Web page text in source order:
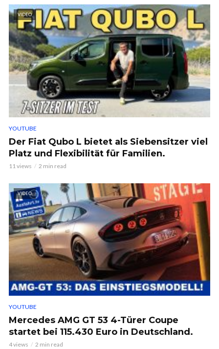
VIDEO
YOUTUBE
Der Fiat Qubo L bietet als Siebensitzer viel
Platz und Flexibilität für Familien.
11 views 2 min read
VIDEO
YOUTUBE
Mercedes AMG GT 53 4-Türer Coupe
startet bei 115.430 Euro in Deutschland.
4 views 2 min read